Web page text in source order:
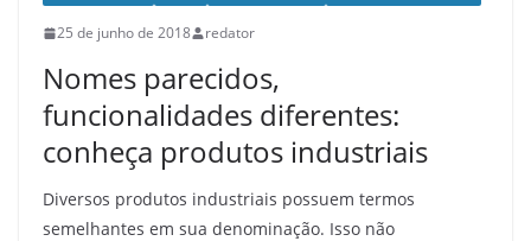
25 de junho de 2018 redator
Nomes parecidos,
funcionalidades diferentes:
conheça produtos industriais
Diversos produtos industriais possuem termos
semelhantes em sua denominação. Isso não